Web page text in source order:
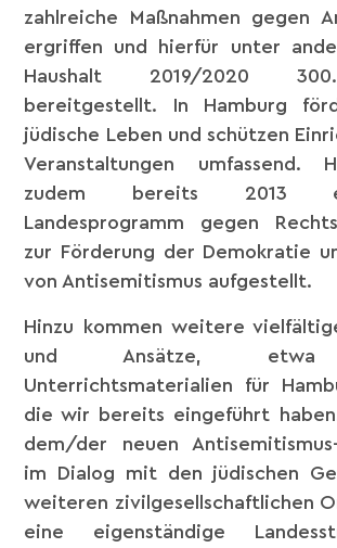
zahlreiche Maßnahmen gegen
ergriffen und hierfür unter
Haushalt 2019/2020
bereitgestellt. In Hamburg
jüdische Leben und schützen
Veranstaltungen umfassend.
zudem bereits 2013
Landesprogramm gegen
zur Förderung der Demokratie
von Antisemitismus aufgestellt.
Hinzu kommen weitere
und Ansätze, etwa
Unterrichtsmaterialien für
die wir bereits eingeführt
dem/der neuen
im Dialog mit den jüdischen
weiteren zivilgesellschaftlichen
eine eigenständige